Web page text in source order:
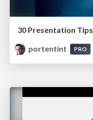
30 Presentation Tips
portentint
PRO